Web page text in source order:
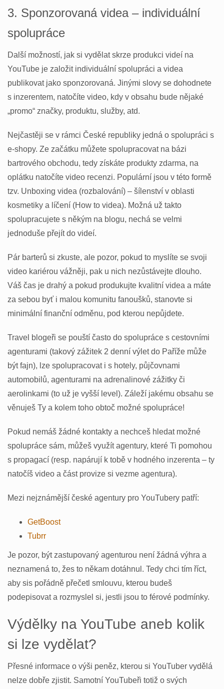
3. Sponzorovaná videa – individuální
spolupráce
Další možností, jak si vydělat skrze produkci videí na
YouTube je založit individuální spolupráci a videa
publikovat jako sponzorovaná. Jinými slovy se dohodnete
s inzerentem, natočíte video, kdy v obsahu bude nějaké
„promo“ značky, produktu, služby, atd.
Nejčastěji se v rámci České republiky jedná o spolupráci s
e-shopy. Ze začátku můžete spolupracovat na bázi
bartrového obchodu, tedy získáte produkty zdarma, na
oplátku natočíte video recenzi. Populární jsou v této formě
tzv. Unboxing videa (rozbalování) – šílenství v oblasti
kosmetiky a líčení (How to videa). Možná už takto
spolupracujete s někým na blogu, nechá se velmi
jednoduše přejít do videí.
Pár barterů si zkuste, ale pozor, pokud to myslíte se svoji
video kariérou vážněji, pak u nich nezůstávejte dlouho.
Váš čas je drahý a pokud produkujte kvalitní videa a máte
za sebou byť i malou komunitu fanoušků, stanovte si
minimální finanční odměnu, pod kterou nepůjdete.
Travel blogeři se pouští často do spolupráce s cestovními
agenturami (takový zážitek 2 denní výlet do Paříže může
být fajn), lze spolupracovat i s hotely, půjčovnami
automobilů, agenturami na adrenalinové zážitky či
aerolinkami (to už je vyšší level). Záleží jakému obsahu se
věnuješ Ty a kolem toho obtoč možné spolupráce!
Pokud nemáš žádné kontakty a nechceš hledat možné
spolupráce sám, můžeš využít agentury, které Ti pomohou
s propagací (resp. napárují k tobě v hodného inzerenta – ty
natočíš video a část provize si vezme agentura).
Mezi nejznámější české agentury pro YouTubery patří:
GetBoost
Tubrr
Je pozor, být zastupovaný agenturou není žádná výhra a
neznamená to, žes to někam dotáhnul. Tedy chci tím říct,
aby sis pořádně přečetl smlouvu, kterou budeš
podepisovat a rozmyslel si, jestli jsou to férové podmínky.
Výdělky na YouTube aneb kolik
si lze vydělat?
Přesné informace o výši peněz, kterou si YouTuber vydělá
nelze dobře zjistit. Samotní YouTubeři totiž o svých